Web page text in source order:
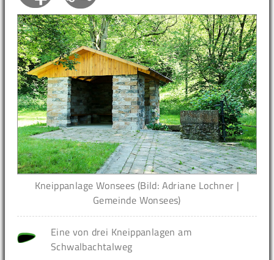
Kneippanlage Wonsees (Bild: Adriane Lochner |
Gemeinde Wonsees)
Eine von drei Kneippanlagen am
Schwalbachtalweg